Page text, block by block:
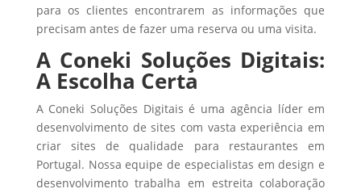
para os clientes encontrarem as informações que
precisam antes de fazer uma reserva ou uma visita.
A Coneki Soluções Digitais:
A Escolha Certa
A Coneki Soluções Digitais é uma agência líder em
desenvolvimento de sites com vasta experiência em
criar sites de qualidade para restaurantes em
Portugal. Nossa equipe de especialistas em design e
desenvolvimento trabalha em estreita colaboração